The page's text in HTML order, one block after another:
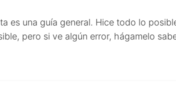
es una guía general. Hice todo lo
pero si ve algún error, hágamelo